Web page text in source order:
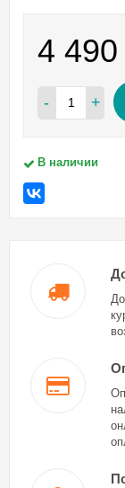
4 490
- +
В наличии